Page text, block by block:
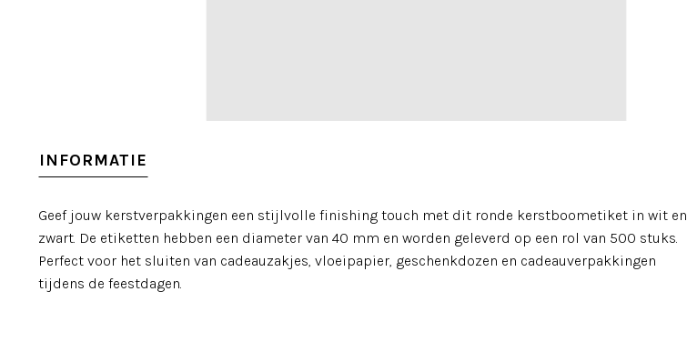
INFORMATIE
Geef jouw kerstverpakkingen een stijlvolle finishing touch met dit ronde kerstboometiket in wit en
zwart. De etiketten hebben een diameter van 40 mm en worden geleverd op een rol van 500 stuks.
Perfect voor het sluiten van cadeauzakjes, vloeipapier, geschenkdozen en cadeauverpakkingen
tijdens de feestdagen.